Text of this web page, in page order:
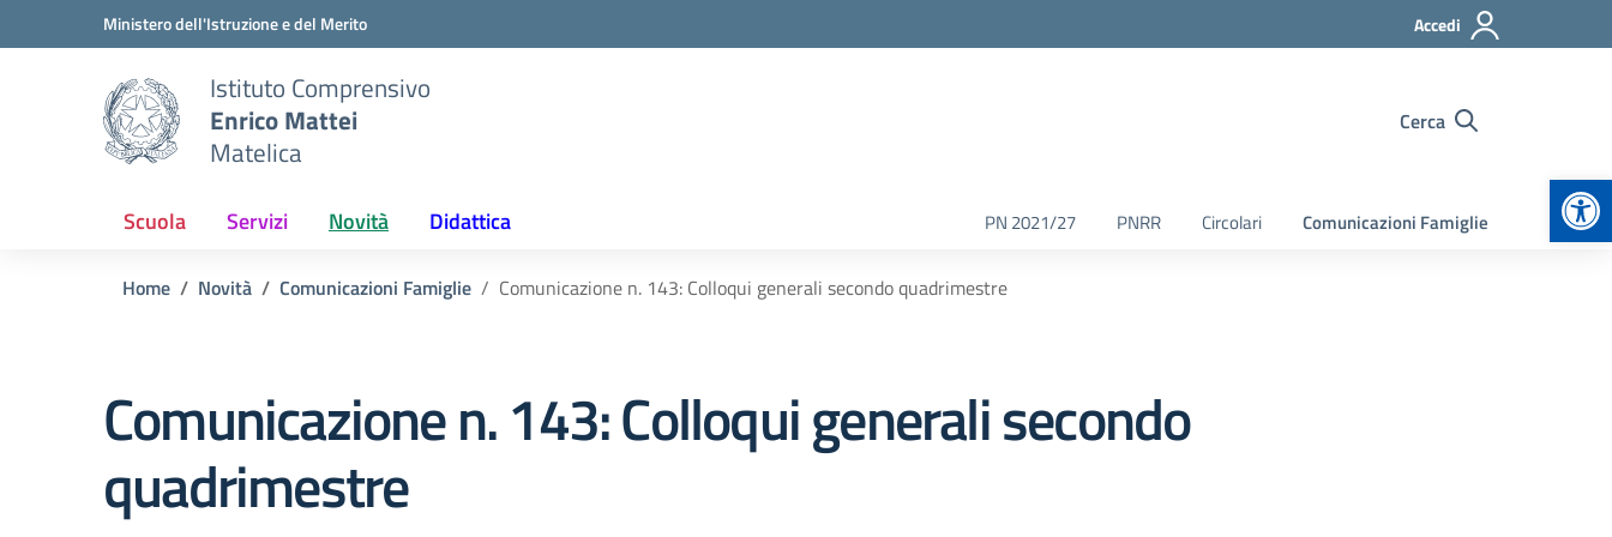
Vai ai contenuti
Vai al menu di navigazioneMinistero dell'Istruzione e del Merito Accedi
Istituto Comprensivo
Enrico Mattei
Matelica
Cerca
Scuola Servizi Novità Didattica PN 2021/27 PNRR Circolari Comunicazioni Famiglie
Home Novità Comunicazioni Famiglie Comunicazione n. 143: Colloqui generali secondo quadrimestre
Comunicazione n. 143: Colloqui generali secondo
quadrimestre